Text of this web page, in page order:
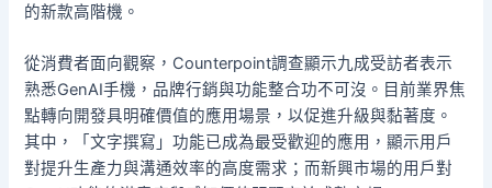
的新款高階機。
從消費者面向觀察，Counterpoint調查顯示九成受訪者表示
熟悉GenAI手機，品牌行銷與功能整合功不可沒。目前業界焦
點轉向開發具明確價值的應用場景，以促進升級與黏著度。
其中，「文字撰寫」功能已成為最受歡迎的應用，顯示用戶
對提升生產力與溝通效率的高度需求；而新興市場的用戶對